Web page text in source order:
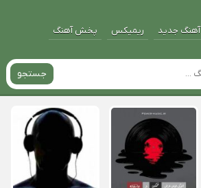
آهنگ جدید ریمیکس پخش آهنگ
جستجو